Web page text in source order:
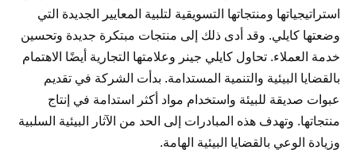
استراتيجياتها ومنتجاتها التسويقية لتلبية المعايير الجديدة التي
وضعتها كايلي. وقد أدى ذلك إلى منتجات مبتكرة جديدة وتحسين
خدمة العملاء. تحاول كايلي جينر وعلامتها التجارية أيضًا الاهتمام
بالقضايا البيئية والتنمية المستدامة. بدأت الشركة في تقديم
عبوات صديقة للبيئة واستخدام مواد أكثر استدامة في إنتاج
منتجاتها. وتهدف هذه المبادرات إلى الحد من الآثار البيئية السلبية
وزيادة الوعي بالقضايا البيئية الهامة.